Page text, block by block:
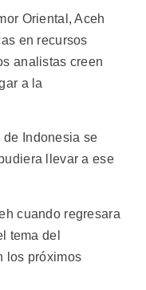
Oriental, Aceh
en recursos
analistas creen
a la
de Indonesia se
llevar a ese
cuando regresara
tema del
los próximos